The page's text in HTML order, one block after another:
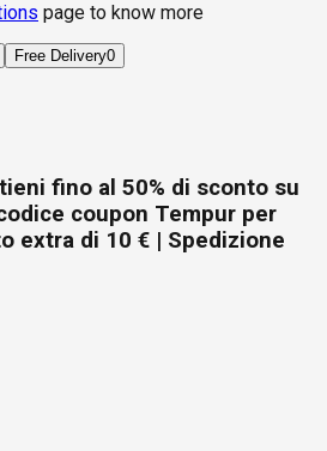
page to know more
Free Delivery0
fino al 50% di sconto su
coupon Tempur per
extra di 10 € | Spedizione